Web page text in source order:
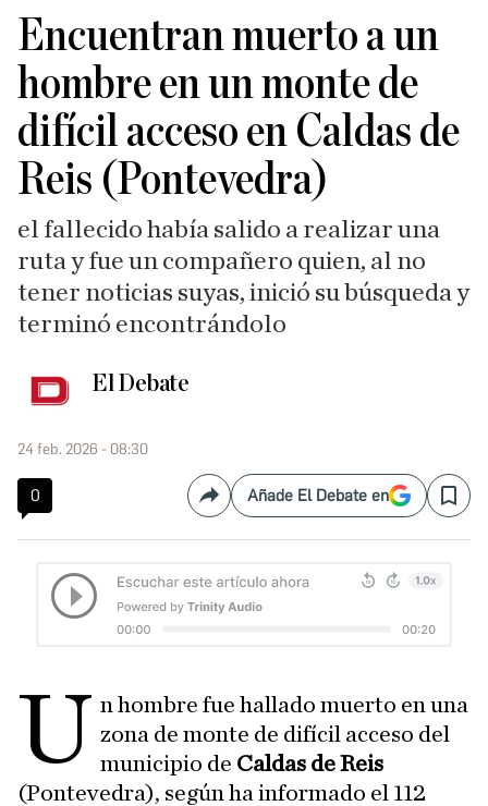
Encuentran muerto a un
hombre en un monte de
difícil acceso en Caldas de
Reis (Pontevedra)
el fallecido había salido a realizar una
ruta y fue un compañero quien, al no
tener noticias suyas, inició su búsqueda y
terminó encontrándolo
El Debate
24 feb. 2026 - 08:30
0 CompartirAñade El Debate en Save
U n hombre fue hallado muerto en una
zona de monte de difícil acceso del
municipio de Caldas de Reis
(Pontevedra), según ha informado el 112